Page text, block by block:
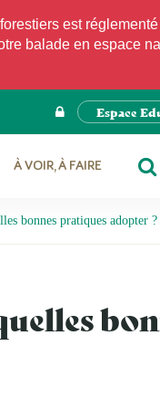
est
balade en espace
Espace
À VOIR, À FAIRE
bonnes pratiques adopter ?